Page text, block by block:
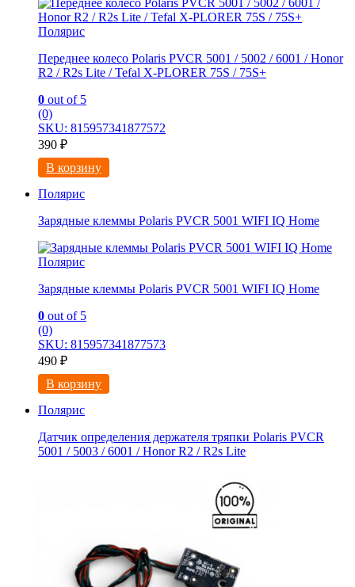
Полярис
Переднее колесо Polaris PVCR 5001 / 5002 / 6001 / Honor
R2 / R2s Litе / Tefal X-PLORER 75S / 75S+
0 out of 5
(0)
SKU: 815957341877572
390 ₽
В корзину
Полярис
Зарядные клеммы Pоlaris PVCR 5001 WIFI IQ Нome
Полярис
Зарядные клеммы Pоlaris PVCR 5001 WIFI IQ Нome
0 out of 5
(0)
SKU: 815957341877573
490 ₽
В корзину
Полярис
Датчик определения держателя тряпки Polaris PVCR
5001 / 5003 / 6001 / Honor R2 / R2s Lite